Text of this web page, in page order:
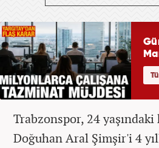
Trabzonspor, 24
Doğuhan Aral Şimşir'i 4